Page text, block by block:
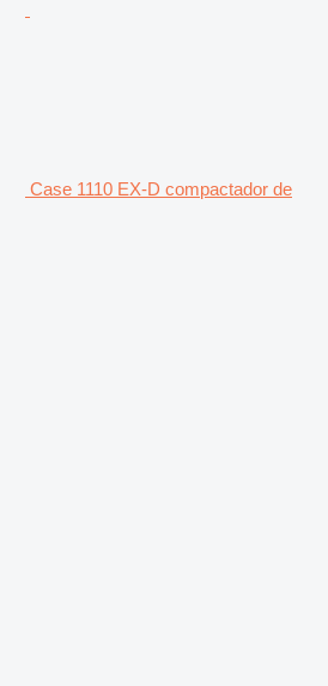
Case 1110 EX-D compactador de